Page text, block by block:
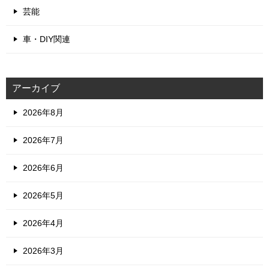
芸能
車・DIY関連
アーカイブ
2026年8月
2026年7月
2026年6月
2026年5月
2026年4月
2026年3月